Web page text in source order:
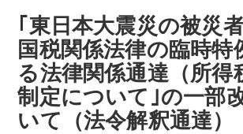
｢東日本大震災の被災
国税関係法律の臨時特
る法律関係通達（所得
制定について｣の一部
いて（法令解釈通達）